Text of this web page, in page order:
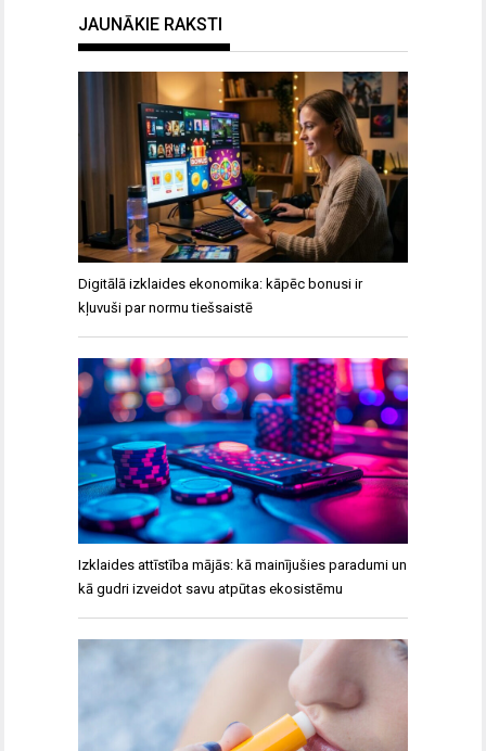
JAUNĀKIE RAKSTI
Digitālā izklaides ekonomika: kāpēc bonusi ir
kļuvuši par normu tiešsaistē
Izklaides attīstība mājās: kā mainījušies paradumi un
kā gudri izveidot savu atpūtas ekosistēmu